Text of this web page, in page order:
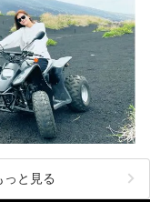
っと見る